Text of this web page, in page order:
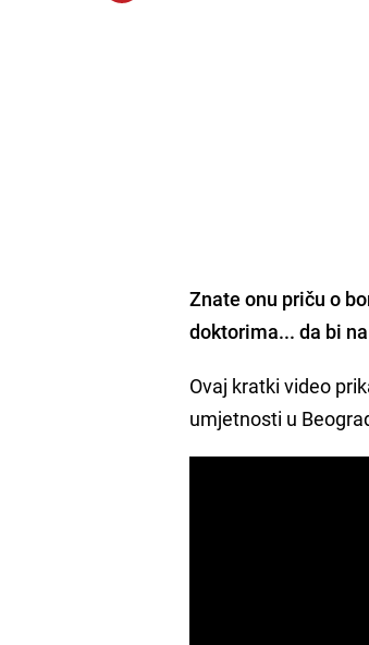
Znate onu priču o
doktorima... da bi
Ovaj kratki video
umjetnosti u